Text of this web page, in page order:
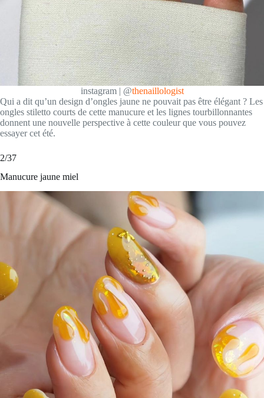
instagram | @thenaillologist
Qui a dit qu’un design d’ongles jaune ne pouvait pas être élégant ? Les
ongles stiletto courts de cette manucure et les lignes tourbillonnantes
donnent une nouvelle perspective à cette couleur que vous pouvez
essayer cet été.
2/37
Manucure jaune miel